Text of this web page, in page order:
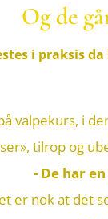
Og de
i praksis
valpekurs, i
tilrop og
- De har
er nok at det